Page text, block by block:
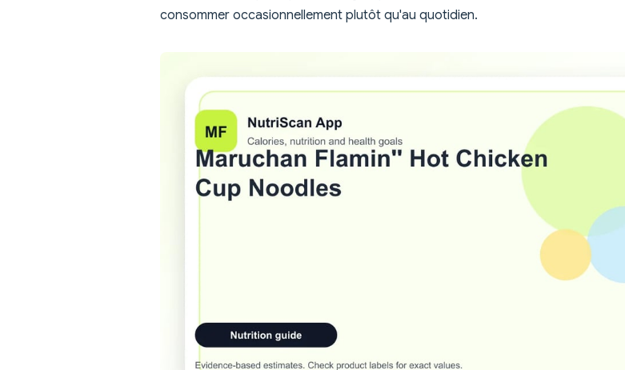
consommer occasionnellement plutôt qu'au quotidien.